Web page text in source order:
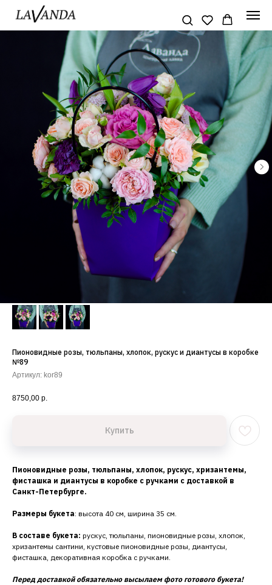
Пионовидные розы, тюльпаны, хлопок, рускус и диантусы в коробке
№89
Артикул: kor89
8750,00 р.
Купить
Пионовидные розы, тюльпаны, хлопок, рускус, хризантемы,
фисташка и диантусы в коробке с ручками с доставкой в
Санкт-Петербурге.
Размеры букета: высота 40 см, ширина 35 см.
В составе букета: рускус, тюльпаны, пионовидные розы, хлопок,
хризантемы сантини, кустовые пионовидные розы, диантусы,
фисташка, декоративная коробка с ручками.
Перед доставкой обязательно высылаем фото готового букета!